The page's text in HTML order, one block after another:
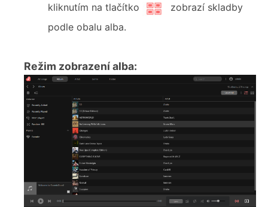
kliknutím na tlačítko
zobrazí skladby
podle obalu alba.
Režim zobrazení alba: